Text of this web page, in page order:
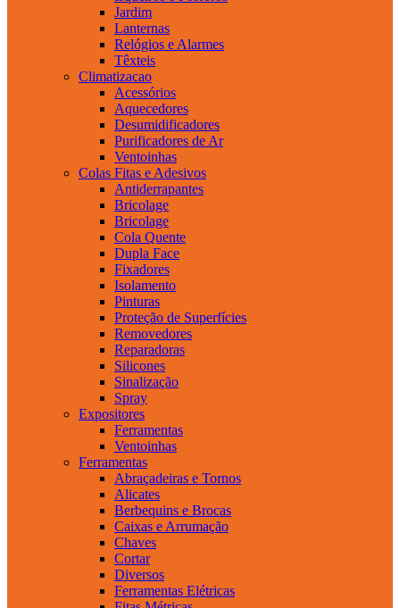
Jardim
Lanternas
Relógios e Alarmes
Têxteis
Climatizacao
Acessórios
Aquecedores
Desumidificadores
Purificadores de Ar
Ventoinhas
Colas Fitas e Adesivos
Antiderrapantes
Bricolage
Bricolage
Cola Quente
Dupla Face
Fixadores
Isolamento
Pinturas
Proteção de Superfícies
Removedores
Reparadoras
Silicones
Sinalização
Spray
Expositores
Ferramentas
Ventoinhas
Ferramentas
Abraçadeiras e Tornos
Alicates
Berbequins e Brocas
Caixas e Arrumação
Chaves
Cortar
Diversos
Ferramentas Elétricas